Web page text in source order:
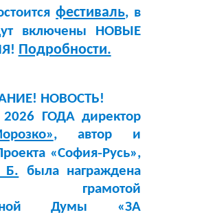
фестиваль, в
включены НОВЫЕ
Подробности.
НОВОСТЬ!
ГОДА директор
, автор и
«София‑Русь»,
Б. была награждена
грамотой
Думы «ЗА